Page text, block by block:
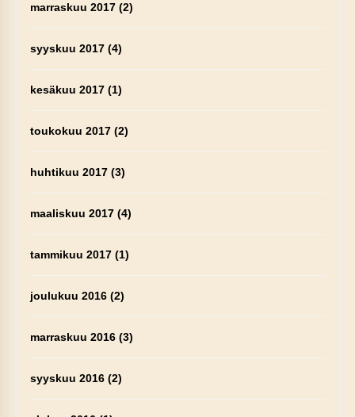
marraskuu 2017(2)
syyskuu 2017(4)
kesäkuu 2017(1)
toukokuu 2017(2)
huhtikuu 2017(3)
maaliskuu 2017(4)
tammikuu 2017(1)
joulukuu 2016(2)
marraskuu 2016(3)
syyskuu 2016(2)